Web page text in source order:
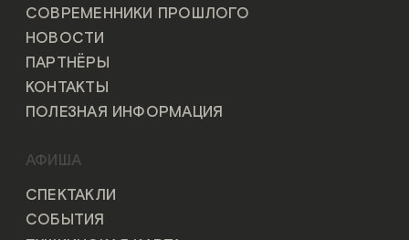
СОВРЕМЕННИКИ ПРОШЛОГО
НОВОСТИ
ПАРТНЁРЫ
КОНТАКТЫ
ПОЛЕЗНАЯ ИНФОРМАЦИЯ
АФИША
СПЕКТАКЛИ
СОБЫТИЯ